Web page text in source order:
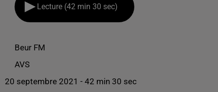
Lecture (42 min 30 sec)
Beur FM
AVS
20 septembre 2021 - 42 min 30 sec